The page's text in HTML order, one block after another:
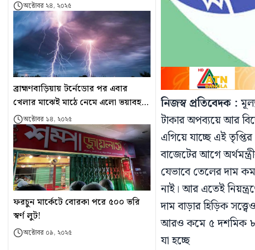
অক্টোবর ২৪, ২০২৫
ব্রাহ্মণবাড়িয়ায় টর্নেডোর পর এবার
খেলার মাঝেই মাঠে নেমে এলো ভয়াবহ
বজ্রপাত
অক্টোবর ১৪, ২০২৫
ফরচুন মার্কেটে বোরকা পরে ৫০০ ভরি
স্বর্ণ লুট!
অক্টোবর ০৯, ২০২৫
নিজস্ব প্রতিবেদক :
টাকার অপব্যয়ে আর
এগিয়ে যাচ্ছে এই
বাজেটের আগে
যেভাবে তেলের দাম
নাই। আর এতেই
দাম বাড়ার হিড়িক
আরও কমে ৫ দশমিক ৮
যা হচ্ছে